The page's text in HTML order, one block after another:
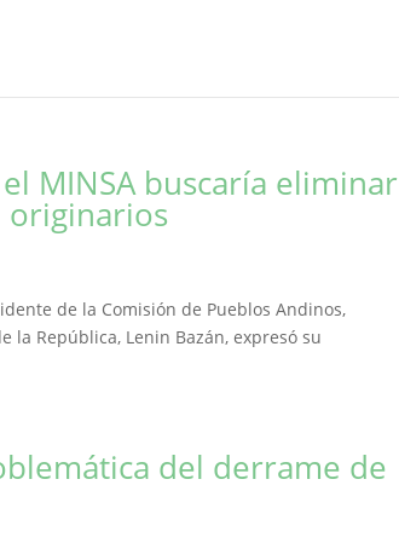
MINSA buscaría
originarios
de la Comisión de Pueblos Andinos,
la República, Lenin Bazán, expresó su
del derrame de